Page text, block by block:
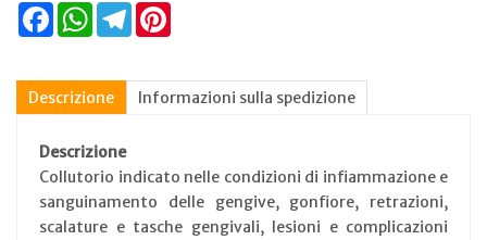
FacebookWhatsAppTelegram
Descrizione Informazioni sulla spedizione
Descrizione
Collutorio indicato nelle condizioni di infiammazione e
sanguinamento delle gengive, gonfiore, retrazioni,
scalature e tasche gengivali, lesioni e complicazioni